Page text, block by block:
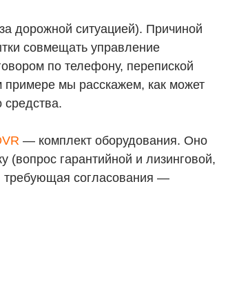
дорожной ситуацией). Причиной
совмещать управление
по телефону, перепиской
примере мы расскажем, как может
— комплект оборудования. Оно
(вопрос гарантийной и лизинговой,
требующая согласования —